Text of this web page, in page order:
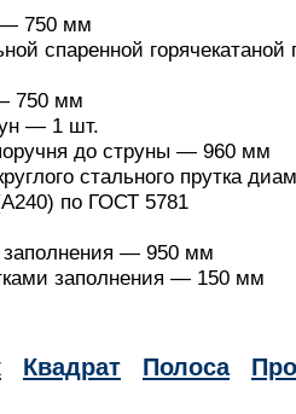
— 750 мм
спаренной
750 мм
— 1 шт.
до струны — 960 мм
стального прутка
по ГОСТ 5781
заполнения — 950 мм
заполнения — 150 мм
Квадрат Полоса